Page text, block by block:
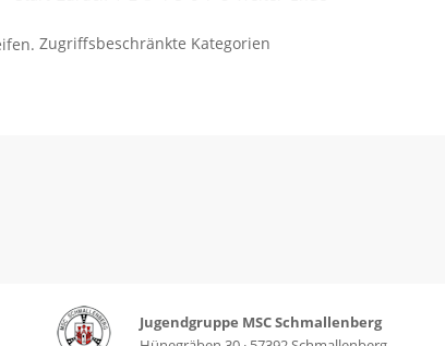
Zugriffsbeschränkte Kategorien
Jugendgruppe MSC Schmallenberg